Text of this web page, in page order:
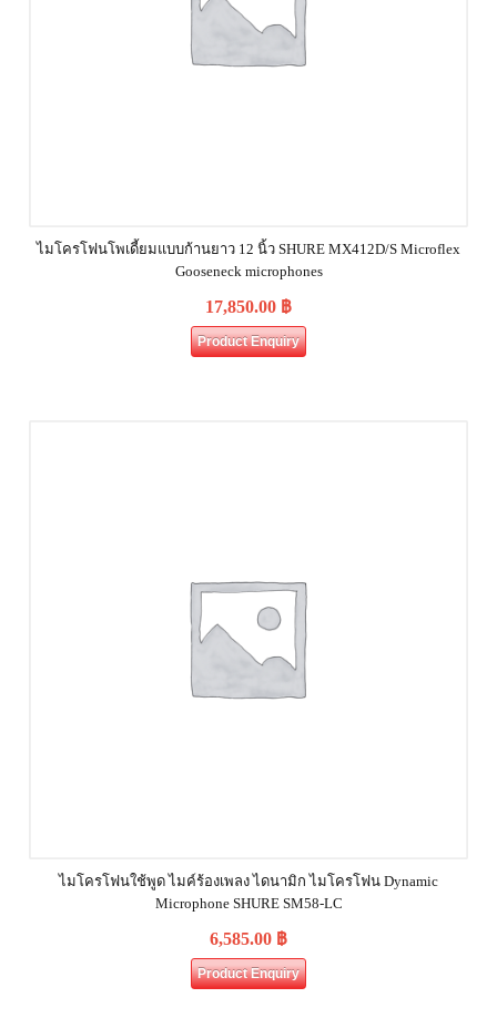
ไมโครโฟนโพเดี้ยมแบบก้านยาว 12 นิ้ว SHURE MX412D/S Microflex
Gooseneck microphones
17,850.00 ฿
Product Enquiry
ไมโครโฟนใช้พูด ไมค์ร้องเพลง ไดนามิก ไมโครโฟน Dynamic
Microphone SHURE SM58-LC
6,585.00 ฿
Product Enquiry